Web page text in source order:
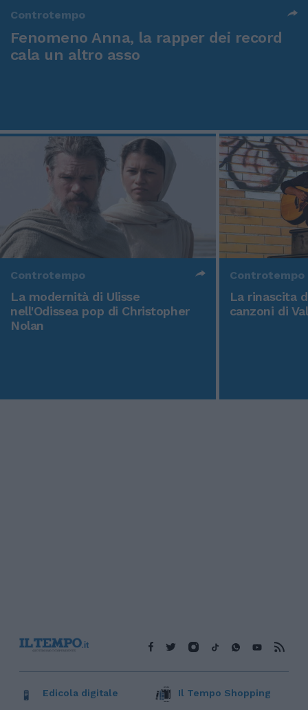
Controtempo
Fenomeno Anna, la rapper dei record
cala un altro asso
Controtempo
La modernità di Ulisse
nell'Odissea pop di Christopher
Nolan
Controtempo
La rinascita
canzoni di
Edicola digitale Il Tempo Shopping